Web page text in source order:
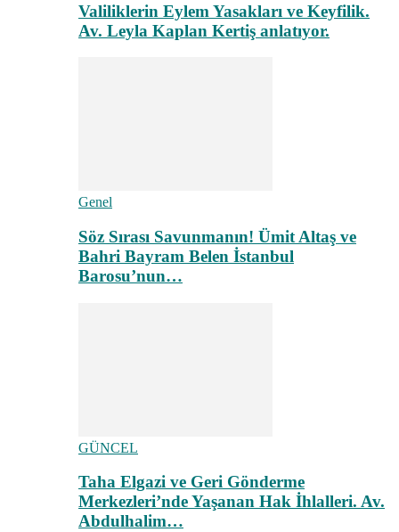
Valiliklerin Eylem Yasakları ve Keyfilik.
Av. Leyla Kaplan Kertiş anlatıyor.
Genel
Söz Sırası Savunmanın! Ümit Altaş ve
Bahri Bayram Belen İstanbul
Barosu’nun…
GÜNCEL
Taha Elgazi ve Geri Gönderme
Merkezleri’nde Yaşanan Hak İhlalleri. Av.
Abdulhalim…